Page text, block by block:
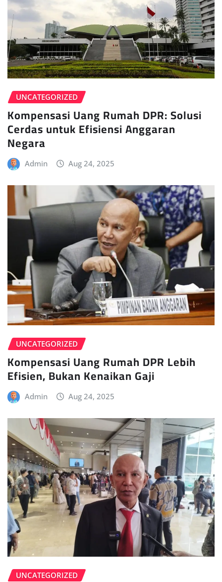
UNCATEGORIZED
Kompensasi Uang Rumah DPR: Solusi
Cerdas untuk Efisiensi Anggaran
Negara
Admin Aug 24, 2025
UNCATEGORIZED
Kompensasi Uang Rumah DPR Lebih
Efisien, Bukan Kenaikan Gaji
Admin Aug 24, 2025
UNCATEGORIZED